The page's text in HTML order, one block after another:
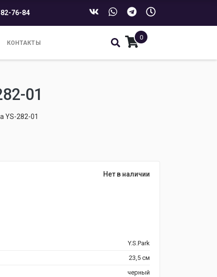
76-84
КОНТАКТЫ
0
01
YS-282-01
Нет в наличии
Y.S.Park
23,5 см
черный